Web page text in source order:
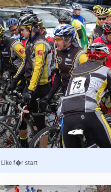
Like f�r start